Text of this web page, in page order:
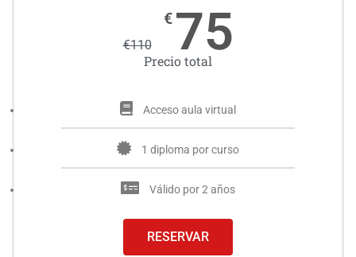
€110
€ 75
Precio total
Acceso aula virtual
1 diploma por curso
Válido por 2 años
RESERVAR